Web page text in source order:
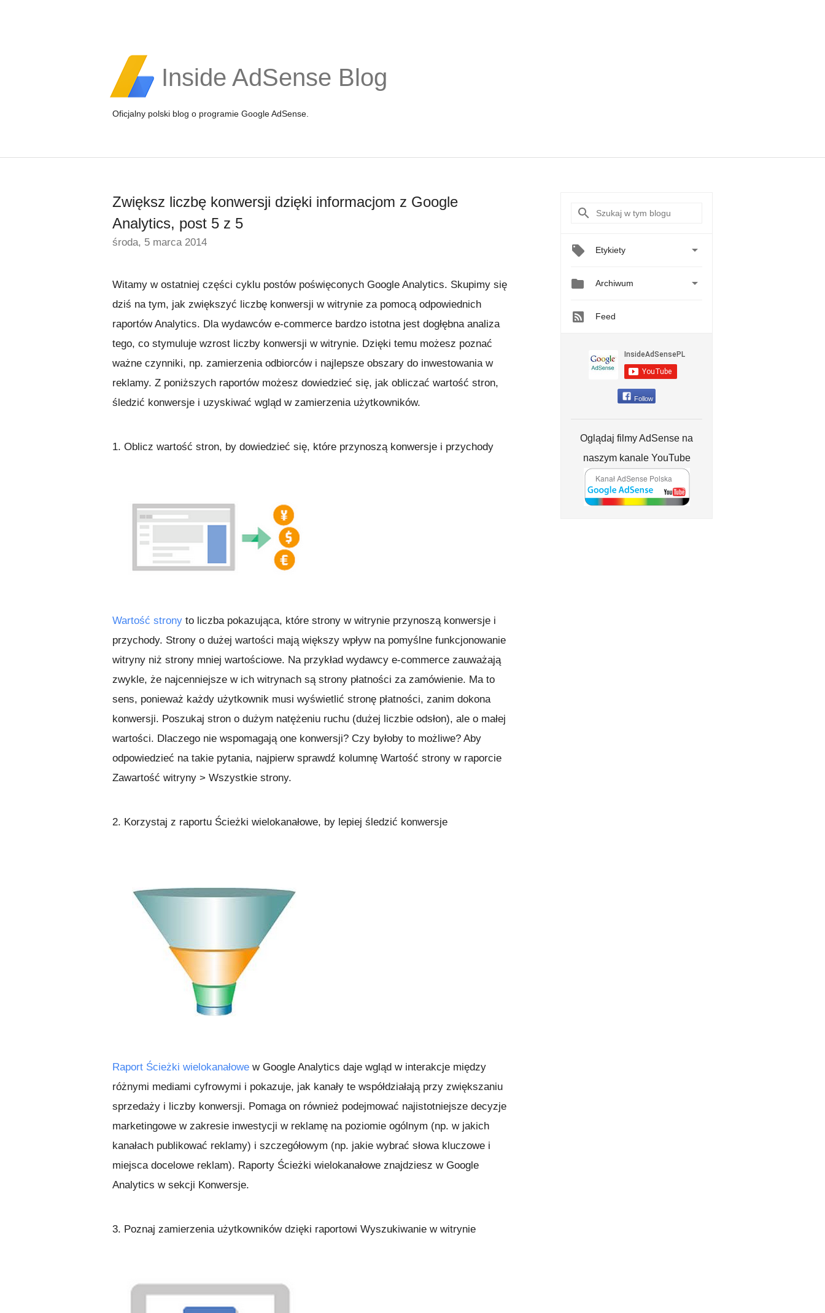
Inside AdSense Blog
Oficjalny polski blog o programie Google AdSense.
Zwiększ liczbę konwersji dzięki informacjom z Google
Analytics, post 5 z 5
środa, 5 marca 2014
Witamy w ostatniej części cyklu postów poświęconych Google Analytics. Skupimy się
dziś na tym, jak zwiększyć liczbę konwersji w witrynie za pomocą odpowiednich
raportów Analytics. Dla wydawców e-commerce bardzo istotna jest dogłębna analiza
tego, co stymuluje wzrost liczby konwersji w witrynie. Dzięki temu możesz poznać
ważne czynniki, np. zamierzenia odbiorców i najlepsze obszary do inwestowania w
reklamy. Z poniższych raportów możesz dowiedzieć się, jak obliczać wartość stron,
śledzić konwersje i uzyskiwać wgląd w zamierzenia użytkowników.
1. Oblicz wartość stron, by dowiedzieć się, które przynoszą konwersje i przychody
Wartość strony to liczba pokazująca, które strony w witrynie przynoszą konwersje i
przychody. Strony o dużej wartości mają większy wpływ na pomyślne funkcjonowanie
witryny niż strony mniej wartościowe. Na przykład wydawcy e-commerce zauważają
zwykle, że najcenniejsze w ich witrynach są strony płatności za zamówienie. Ma to
sens, ponieważ każdy użytkownik musi wyświetlić stronę płatności, zanim dokona
konwersji. Poszukaj stron o dużym natężeniu ruchu (dużej liczbie odsłon), ale o małej
wartości. Dlaczego nie wspomagają one konwersji? Czy byłoby to możliwe? Aby
odpowiedzieć na takie pytania, najpierw sprawdź kolumnę Wartość strony w raporcie
Zawartość witryny > Wszystkie strony.
2. Korzystaj z raportu Ścieżki wielokanałowe, by lepiej śledzić konwersje
Raport Ścieżki wielokanałowe w Google Analytics daje wgląd w interakcje między
różnymi mediami cyfrowymi i pokazuje, jak kanały te współdziałają przy zwiększaniu
sprzedaży i liczby konwersji. Pomaga on również podejmować najistotniejsze decyzje
marketingowe w zakresie inwestycji w reklamę na poziomie ogólnym (np. w jakich
kanałach publikować reklamy) i szczegółowym (np. jakie wybrać słowa kluczowe i
miejsca docelowe reklam). Raporty Ścieżki wielokanałowe znajdziesz w Google
Analytics w sekcji Konwersje.
3. Poznaj zamierzenia użytkowników dzięki raportowi Wyszukiwanie w witrynie
Etykiety 
 Archiwum 
Feed
Follow
Oglądaj filmy AdSense na
naszym kanale YouTube